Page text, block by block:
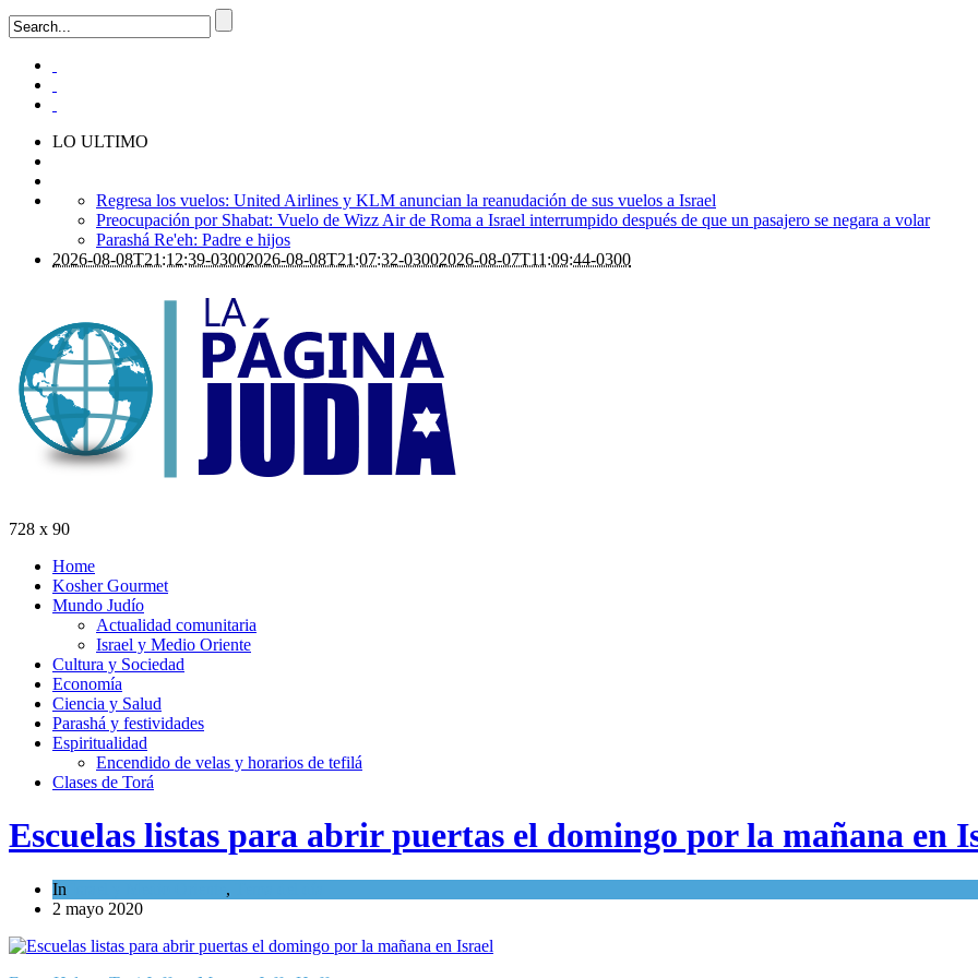
LO ULTIMO
Regresa los vuelos: United Airlines y KLM anuncian la reanudación de sus vuelos a Israel
Preocupación por Shabat: Vuelo de Wizz Air de Roma a Israel interrumpido después de que un pasajero se negara a volar
Parashá Re'eh: Padre e hijos
2026-08-08T21:12:39-03002026-08-08T21:07:32-03002026-08-07T11:09:44-0300
728 x 90
Home
Kosher Gourmet
Mundo Judío
Actualidad comunitaria
Israel y Medio Oriente
Cultura y Sociedad
Economía
Ciencia y Salud
Parashá y festividades
Espiritualidad
Encendido de velas y horarios de tefilá
Clases de Torá
Escuelas listas para abrir puertas el domingo por la mañana en
In ,
2 mayo 2020